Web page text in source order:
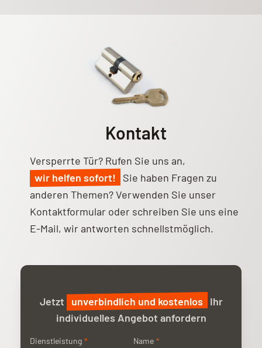
Kontakt
Versperrte Tür? Rufen Sie uns an,
wir helfen sofort!
Sie haben Fragen zu
anderen Themen? Verwenden Sie unser
Kontaktformular oder schreiben Sie uns eine
E-Mail, wir antworten schnellstmöglich.
Jetzt unverbindlich und kostenlos
Ihr
individuelles Angebot anfordern
Anliegen
Dienstleistung * Name
Name *